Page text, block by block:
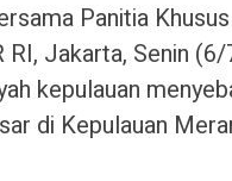
Panitia
RI, Jakarta, Senin
kepulauan
di Kepulauan